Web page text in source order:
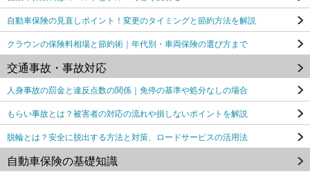
自動車保険の見直しポイント！変更のタイミングと節約方法を解説
クラウンの保険料相場と節約術｜年代別・車両保険の選び方まで
交通事故・事故対応
人身事故の罰金と違反点数の関係｜免停の基準や処分なしの場合
もらい事故とは？被害者の対応の流れや損しないポイントを解説
脱輪とは？安全に脱出する方法と対策、ロードサービスの活用法
自動車保険の基礎知識